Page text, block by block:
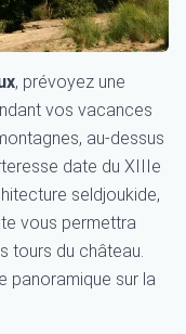
, prévoyez une
vos vacances
au-dessus
date du XIIIe
seldjoukide,
vous permettra
tours du château.
panoramique sur la